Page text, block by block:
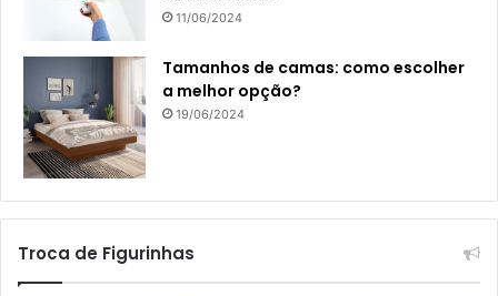
11/06/2024
Tamanhos de camas: como escolher
a melhor opção?
19/06/2024
Troca de Figurinhas